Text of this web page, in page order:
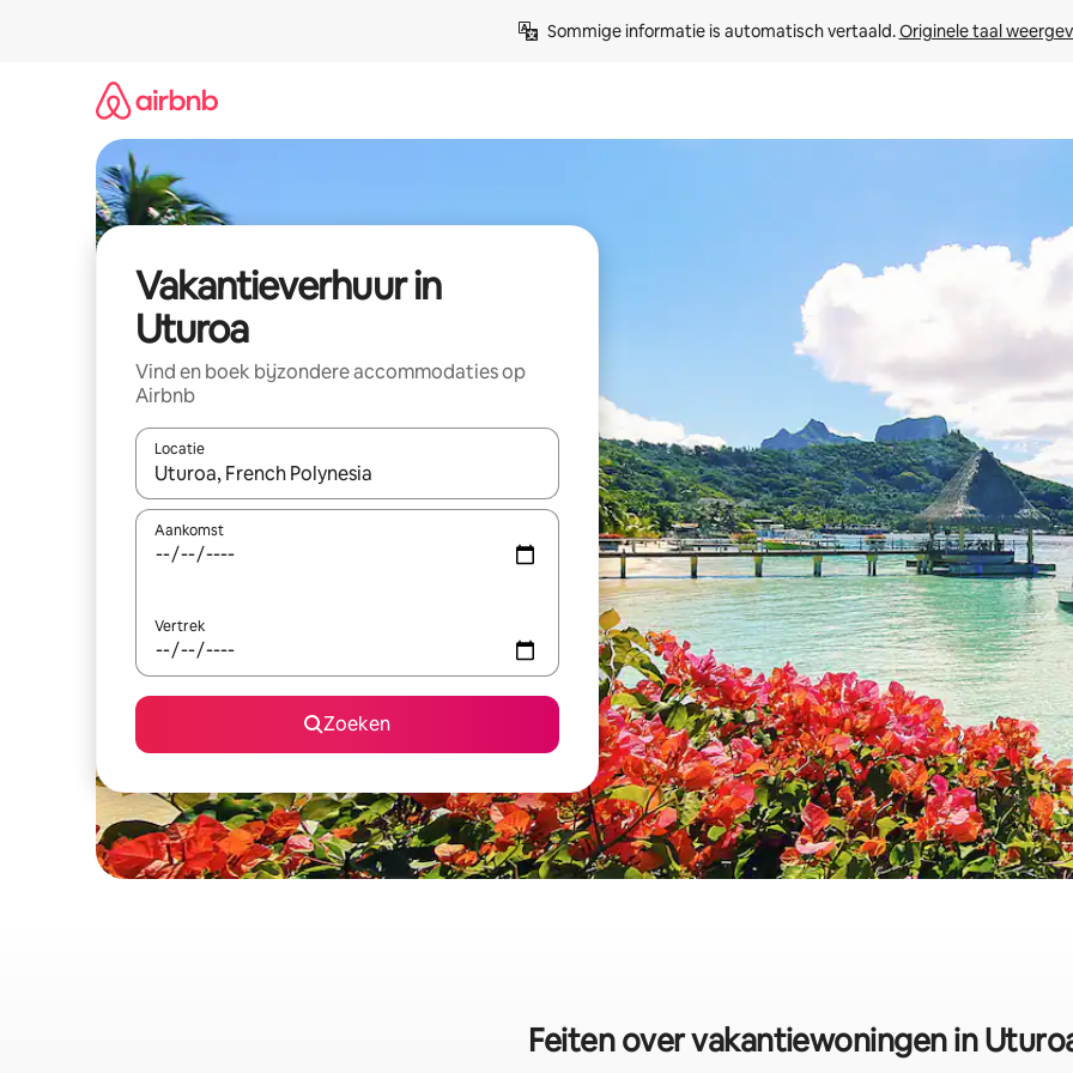
Sommige informatie is automatisch vertaald. Originele taal
Vakantieverhuur in
Uturoa
Vind en boek bijzondere accommodaties op
Airbnb
Locatie
Wanneer er suggesties beschikbaar zijn, maak je een keuze met je de pijltjestoetsen omhoog en omlaag, óf door te
Aankomst
Vertrek
Zoeken
Feiten over vakantiewoningen in